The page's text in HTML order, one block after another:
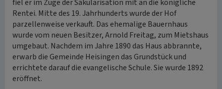
fiel er im Zuge der Säkularisation mit an die königliche
Rentei. Mitte des 19. Jahrhunderts wurde der Hof
parzellenweise verkauft. Das ehemalige Bauernhaus
wurde vom neuen Besitzer, Arnold Freitag, zum Mietshaus
umgebaut. Nachdem im Jahre 1890 das Haus abbrannte,
erwarb die Gemeinde Heisingen das Grundstück und
errichtete darauf die evangelische Schule. Sie wurde 1892
eröffnet.